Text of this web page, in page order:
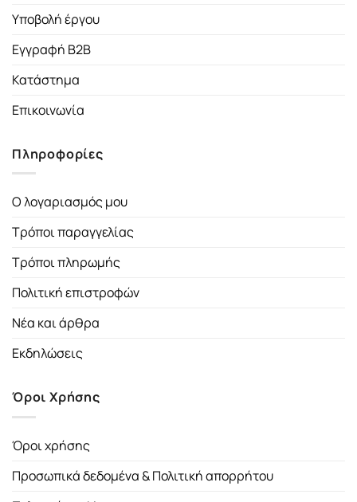
Υποβολή έργου
Εγγραφή B2B
Κατάστημα
Επικοινωνία
Πληροφορίες
Ο λογαριασμός μου
Τρόποι παραγγελίας
Τρόποι πληρωμής
Πολιτική επιστροφών
Νέα και άρθρα
Εκδηλώσεις
Όροι Χρήσης
Όροι χρήσης
Προσωπικά δεδομένα & Πολιτική απορρήτου